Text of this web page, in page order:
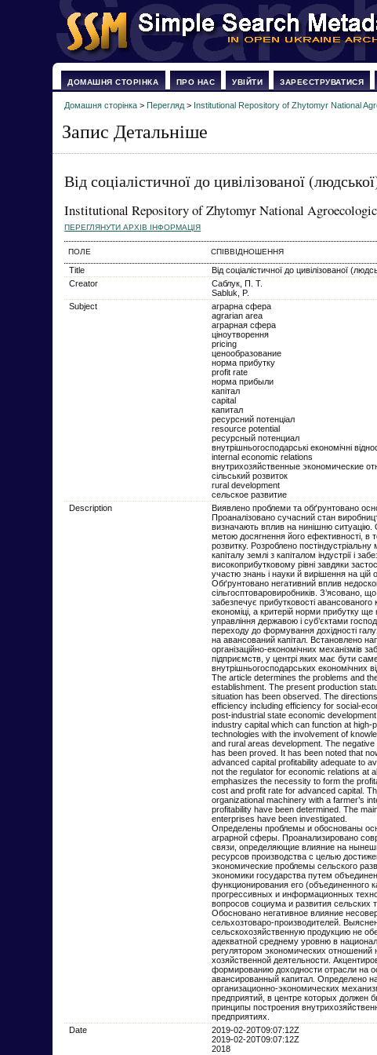
ДОМАШНЯ СТОРІНКА ПРО НАС УВІЙТИ ЗАРЕЄСТРУВАТИСЯ
Домашня сторінка >Перегляд > Institutional Repository of Zhytomyr National
Запис Детальніше
Від соціалістичної до цивілізованої
Institutional Repository of Zhytomyr National
ПЕРЕГЛЯНУТИ АРХІВ ІНФОРМАЦІЯ
ПОЛЕ СПІВВІДНОШЕННЯ
Title
Від соціалістичної до цивілізованої
Creator
Саблук, П. Т.
Sabluk, P.
Subject
аграрна сфера
agrarian area
аграрная сфера
ціноутворення
pricing
ценообразование
норма прибутку
profit rate
норма прибыли
капітал
capital
капитал
ресурсний потенціал
resource potential
ресурсный потенциал
внутрішньогосподарські економічні
internal economic relations
внутрихозяйственные экономические
сільський розвиток
rural development
сельское развитие
Description
Виявлено проблеми та обґрунтовано
Проаналізовано сучасний стан
визначають вплив на нинішню
метою досягнення його ефективності, в
розвитку. Розроблено
капіталу землі з капіталом індустрії і
високоприбутковому рівні завдяки
участю знань і науки й вирішення на цій
Обґрунтовано негативний вплив
сільгосптоваровиробників. З’ясовано,
забезпечує прибутковості авансованого
економіці, а критерій норми прибутку
управління державою і суб’єктами
переходу до формування дохідності
на авансований капітал. Встановлено
організаційно-економічних механізмів
підприємств, у центрі яких має бути
внутрішньогосподарських економічних
The article determines the problems and
establishment. The present production
situation has been observed. The
efficiency including efficiency for social-
post-industrial state economic
industry capital which can function at high-
technologies with the involvement of
and rural areas development. The
has been proved. It has been noted that
advanced capital profitability adequate to
not the regulator for economic relations at
emphasizes the necessity to form the
cost and profit rate for advanced capital.
organizational machinery with a farmer’s
profitability have been determined. The
enterprises have been investigated.
Определены проблемы и обоснованы
аграрной сферы. Проанализировано
связи, определяющие влияние на
ресурсов производства с целью
экономические проблемы сельского
экономики государства путем
функционирования его (объединенного
прогрессивных и информационных
вопросов социума и развития сельских
Обосновано негативное влияние
сельхозтоваро-производителей.
сельскохозяйственную продукцию не
адекватной среднему уровню в
регулятором экономических отношений
хозяйственной деятельности.
формированию доходности отрасли на
авансированный капитал. Определено
организационно-экономических
предприятий, в центре которых должен
принципы построения
предприятиях.
Date
2019-02-20T09:07:12Z
2019-02-20T09:07:12Z
2018